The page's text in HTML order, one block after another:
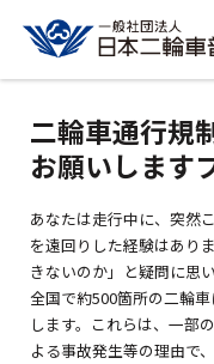
二輪車通行規
お願いします
あなたは走行中に、突然
を遠回りした経験はあり
きないのか」と疑問に思
全国で約500箇所の二輪
します。これらは、一部
よる事故発生等の理由で